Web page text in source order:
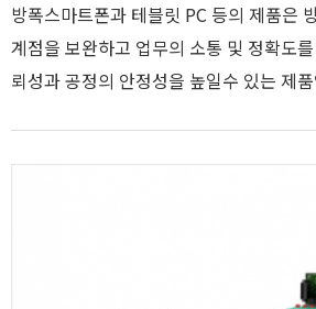
방폭스마트폰과 테블릿 PC 등의 제품은
계점을 보완하고 업무의 소통 및 정확도
뢰성과 공정의 안정성을 높일수 있는 제